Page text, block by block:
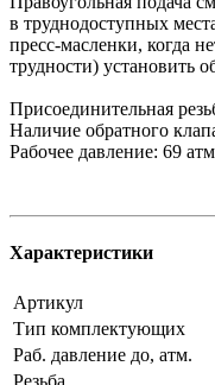
в труднодоступных
пресс-масленки, когда
трудности) установить
Присоединительная
Наличие обратного
Рабочее давление: 69
Характеристики
Артикул
Тип комплектующих
Раб. давление до, атм.